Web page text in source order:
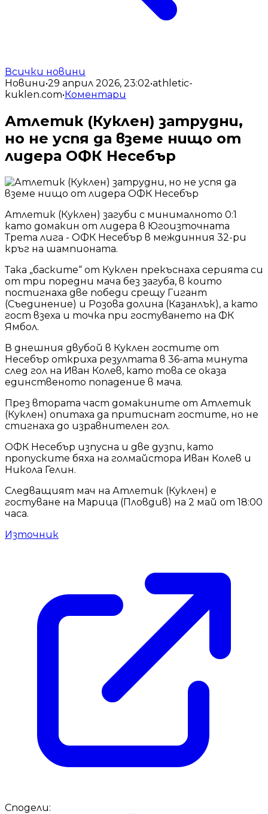
Всички новини
Новини•29 април 2026, 23:02•athletic-
kuklen.com•Коментари
Атлетик (Куклен) затрудни,
но не успя да вземе нищо от
лидера ОФК Несебър
Атлетик (Куклен) загуби с минималното 0:1
като домакин от лидера в Югоизточната
Трета лига - ОФК Несебър в междинния 32-ри
кръг на шампионата.
Така „баските“ от Куклен прекъснаха серията си
от три поредни мача без загуба, в които
постигнаха две победи срещу Гигант
(Съединение) и Розова долина (Казанлък), а като
гост взеха и точка при гостуването на ФК
Ямбол.
В днешния двубой в Куклен гостите от
Несебър откриха резултата в 36-ата минута
след гол на Иван Колев, като това се оказа
единственото попадение в мача.
През втората част домакините от Атлетик
(Куклен) опитаха да притиснат гостите, но не
стигнаха до изравнителен гол.
ОФК Несебър изпусна и две дузпи, като
пропуските бяха на голмайстора Иван Колев и
Никола Гелин.
Следващият мач на Атлетик (Куклен) е
гостуване на Марица (Пловдив) на 2 май от 18:00
часа.
Източник
Сподели: